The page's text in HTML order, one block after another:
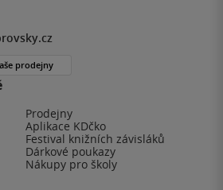
Prodejny
Aplikace KDčko
Festival knižních závisláků
Dárkové poukazy
Nákupy pro školy
prodejny